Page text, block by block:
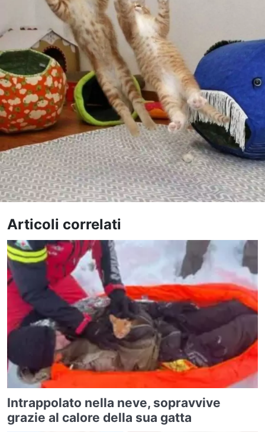
Articoli correlati
Intrappolato nella neve, sopravvive
grazie al calore della sua gatta